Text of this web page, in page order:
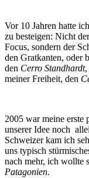
Vor 10 Jahren hatte
zu besteigen: Nicht
Focus, sondern der
den Gratkanten, oder
den Cerro Standhardt,
meiner Freiheit, den
2005 war meine erste
unserer Idee noch
Schweizer kam ich
uns typisch
nach mehr, ich wollte
Patagonien.